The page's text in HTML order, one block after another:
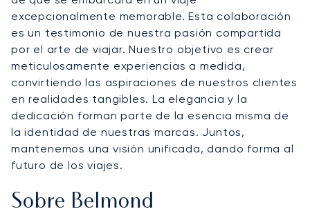
excepcionalmente memorable. Esta colaboración
es un testimonio de nuestra pasión compartida
por el arte de viajar. Nuestro objetivo es crear
meticulosamente experiencias a medida,
convirtiendo las aspiraciones de nuestros clientes
en realidades tangibles. La elegancia y la
dedicación forman parte de la esencia misma de
la identidad de nuestras marcas. Juntos,
mantenemos una visión unificada, dando forma al
futuro de los viajes.
Sobre Belmond